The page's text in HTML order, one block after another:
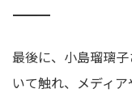
――――――――――――――――――――――――――――――――
最後に、小島瑠璃
いて触れ、メディ